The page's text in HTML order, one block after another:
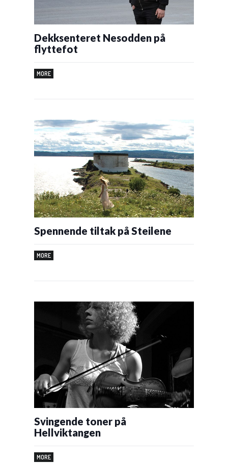
Dekksenteret Nesodden på
flyttefot
MORE
Spennende tiltak på Steilene
MORE
Svingende toner på
Hellviktangen
MORE